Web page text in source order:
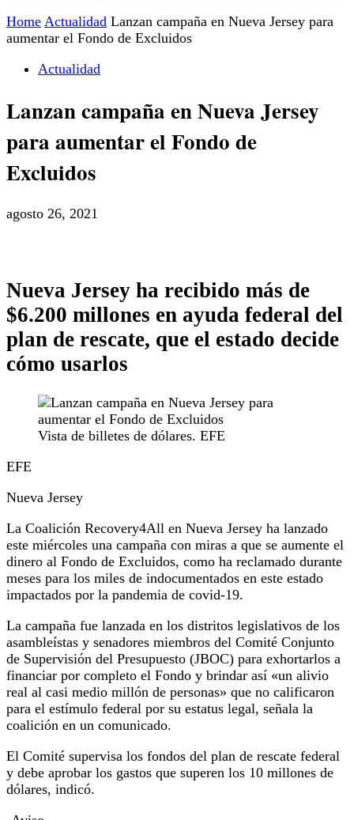
Home Actualidad Lanzan campaña en Nueva Jersey para
aumentar el Fondo de Excluidos
Actualidad
Lanzan campaña en Nueva Jersey
para aumentar el Fondo de
Excluidos
agosto 26, 2021
Nueva Jersey ha recibido más de
$6.200 millones en ayuda federal del
plan de rescate, que el estado decide
cómo usarlos
Vista de billetes de dólares. EFE
EFE
Nueva Jersey
La Coalición Recovery4All en Nueva Jersey ha lanzado
este miércoles una campaña con miras a que se aumente el
dinero al Fondo de Excluidos, como ha reclamado durante
meses para los miles de indocumentados en este estado
impactados por la pandemia de covid-19.
La campaña fue lanzada en los distritos legislativos de los
asambleístas y senadores miembros del Comité Conjunto
de Supervisión del Presupuesto (JBOC) para exhortarlos a
financiar por completo el Fondo y brindar así «un alivio
real al casi medio millón de personas» que no calificaron
para el estímulo federal por su estatus legal, señala la
coalición en un comunicado.
El Comité supervisa los fondos del plan de rescate federal
y debe aprobar los gastos que superen los 10 millones de
dólares, indicó.